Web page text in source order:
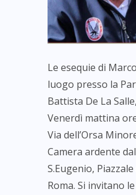
Le esequie di
luogo presso la
Battista De La Salle,
Venerdì mattina
Via dell’Orsa
Camera ardente
S.Eugenio,
Roma. Si invitano